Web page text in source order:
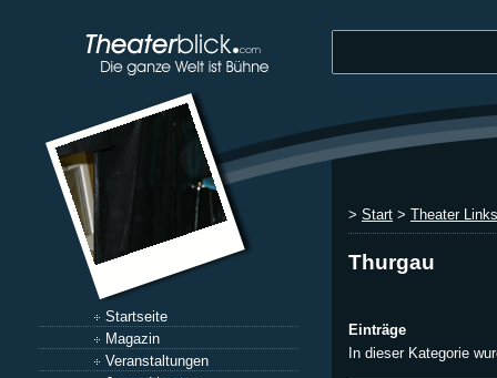
Startseite
Magazin
Veranstaltungen
> Start > Theater Links
Thurgau
Einträge
In dieser Kategorie